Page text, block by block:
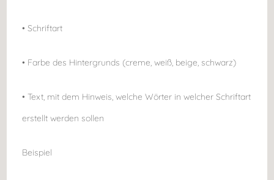
• Schriftart
• Farbe des Hintergrunds (creme, weiß, beige, schwarz)
• Text, mit dem Hinweis, welche Wörter in welcher Schriftart
erstellt werden sollen
Beispiel